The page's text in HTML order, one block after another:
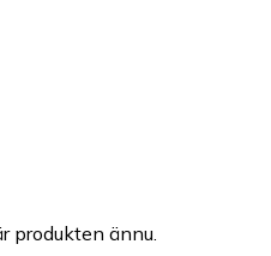
produkten ännu.